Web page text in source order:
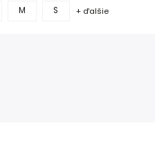
M S + ďalšie